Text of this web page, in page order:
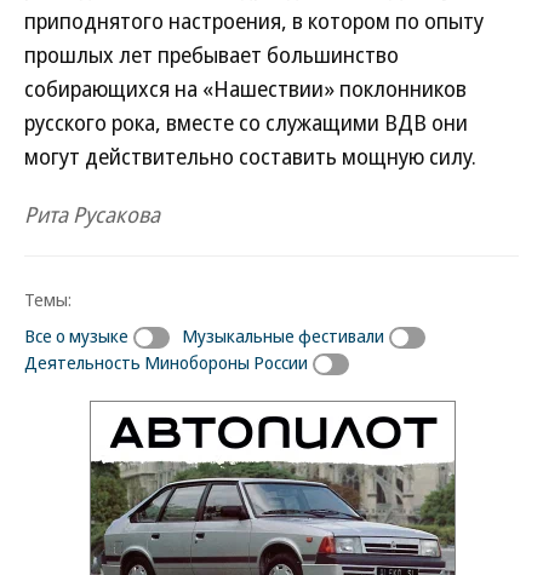
приподнятого настроения, в котором по опыту
прошлых лет пребывает большинство
собирающихся на «Нашествии» поклонников
русского рока, вместе со служащими ВДВ они
могут действительно составить мощную силу.
Рита Русакова
Темы:
Все о музыке
Музыкальные фестивали
Деятельность Минобороны России